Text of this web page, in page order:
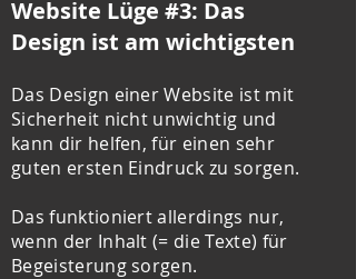
Website Lüge #3: Das
Design ist am wichtigsten
Das Design einer Website ist mit
Sicherheit nicht unwichtig und
kann dir helfen, für einen sehr
guten ersten Eindruck zu sorgen.
Das funktioniert allerdings nur,
wenn der Inhalt (= die Texte) für
Begeisterung sorgen.